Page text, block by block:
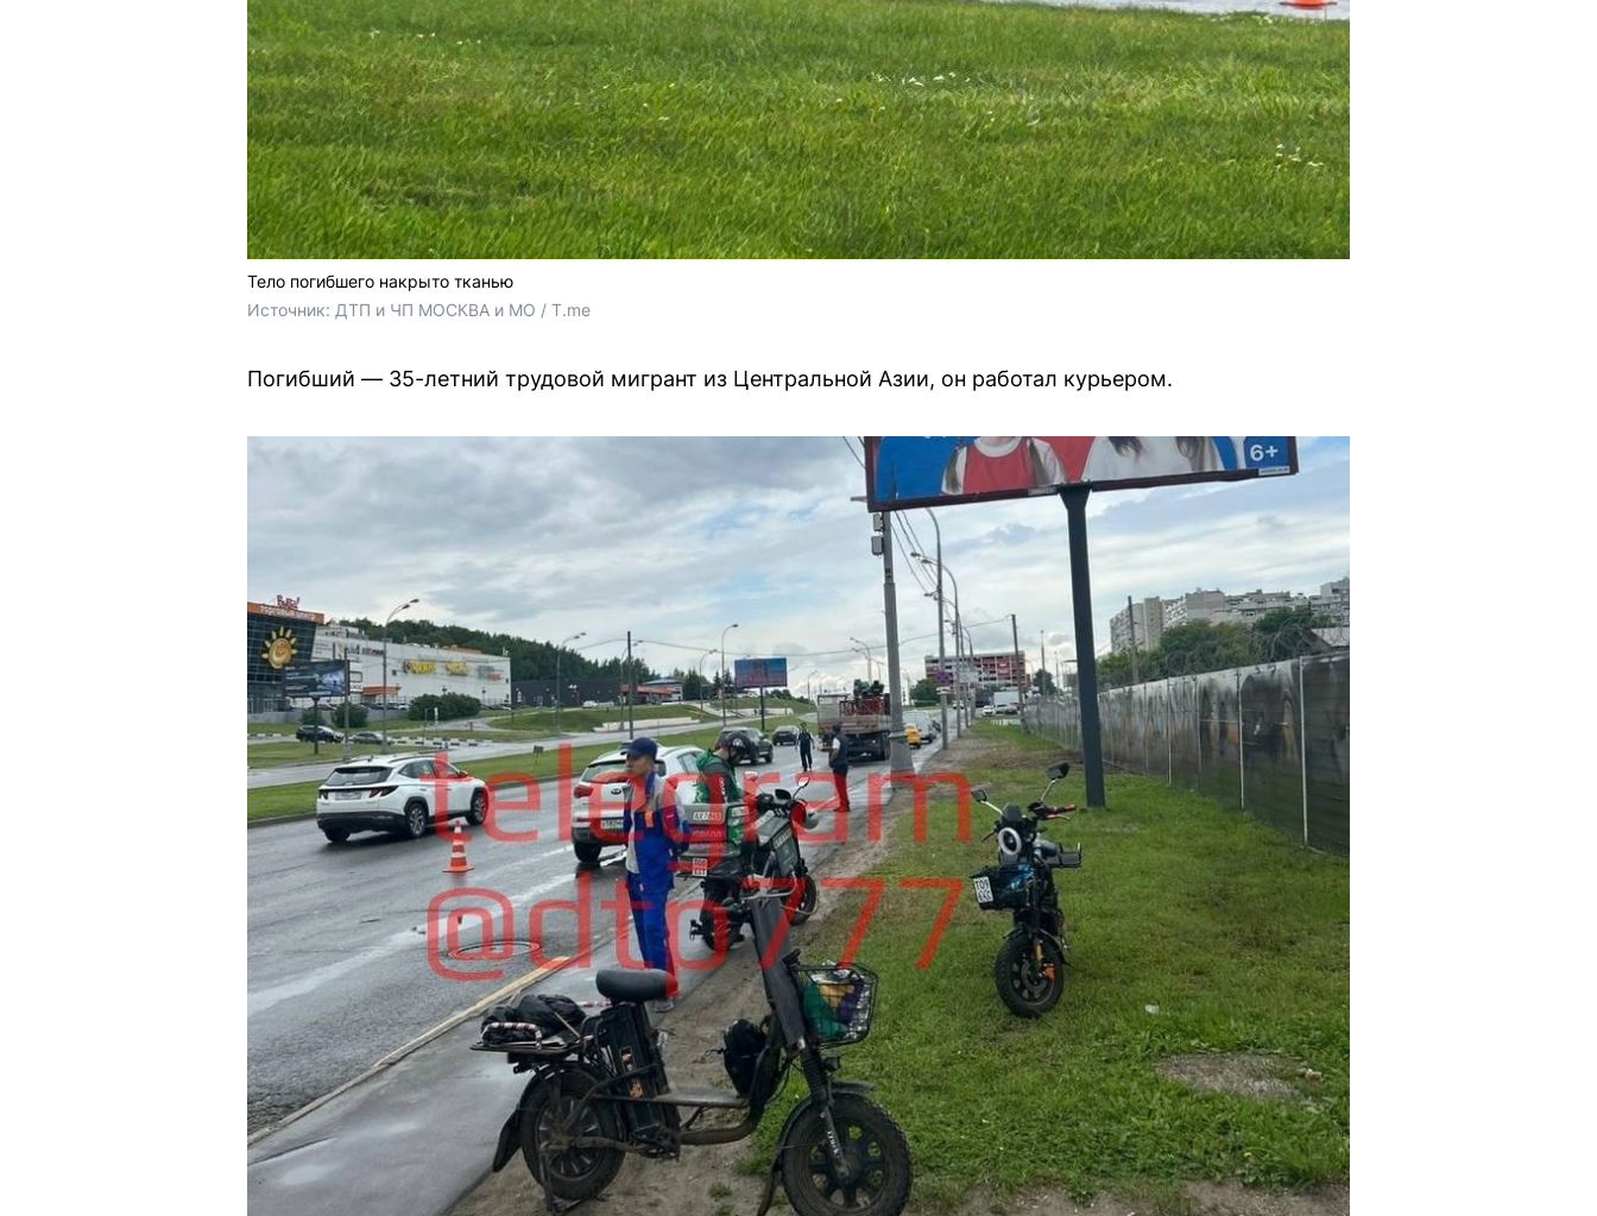
Тело погибшего накрыто тканью
Источник: ДТП и ЧП МОСКВА и МО / T.me
Погибший — 35-летний трудовой мигрант из Центральной Азии, он работал курьером.